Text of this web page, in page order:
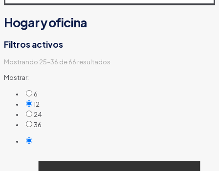
Hogar y oficina
Filtros activos
Mostrando 25–36 de 66 resultados
Mostrar:
6
12
24
36